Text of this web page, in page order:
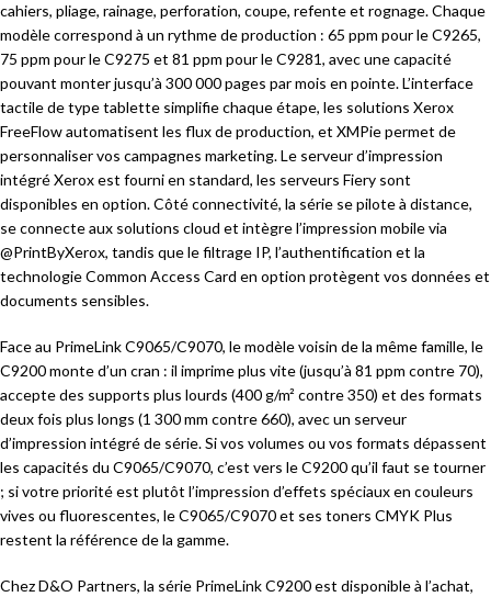
cahiers, pliage, rainage, perforation, coupe, refente et rognage. Chaque
modèle correspond à un rythme de production : 65 ppm pour le C9265,
75 ppm pour le C9275 et 81 ppm pour le C9281, avec une capacité
pouvant monter jusqu’à 300 000 pages par mois en pointe. L’interface
tactile de type tablette simplifie chaque étape, les solutions Xerox
FreeFlow automatisent les flux de production, et XMPie permet de
personnaliser vos campagnes marketing. Le serveur d’impression
intégré Xerox est fourni en standard, les serveurs Fiery sont
disponibles en option. Côté connectivité, la série se pilote à distance,
se connecte aux solutions cloud et intègre l’impression mobile via
@PrintByXerox, tandis que le filtrage IP, l’authentification et la
technologie Common Access Card en option protègent vos données et
documents sensibles.
Face au PrimeLink C9065/C9070, le modèle voisin de la même famille, le
C9200 monte d’un cran : il imprime plus vite (jusqu’à 81 ppm contre 70),
accepte des supports plus lourds (400 g/m² contre 350) et des formats
deux fois plus longs (1 300 mm contre 660), avec un serveur
d’impression intégré de série. Si vos volumes ou vos formats dépassent
les capacités du C9065/C9070, c’est vers le C9200 qu’il faut se tourner
; si votre priorité est plutôt l’impression d’effets spéciaux en couleurs
vives ou fluorescentes, le C9065/C9070 et ses toners CMYK Plus
restent la référence de la gamme.
Chez D&O Partners, la série PrimeLink C9200 est disponible à l’achat,